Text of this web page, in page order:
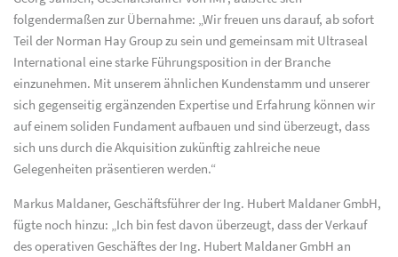
folgendermaßen zur Übernahme: „Wir freuen uns darauf, ab sofort
Teil der Norman Hay Group zu sein und gemeinsam mit Ultraseal
International eine starke Führungsposition in der Branche
einzunehmen. Mit unserem ähnlichen Kundenstamm und unserer
sich gegenseitig ergänzenden Expertise und Erfahrung können wir
auf einem soliden Fundament aufbauen und sind überzeugt, dass
sich uns durch die Akquisition zukünftig zahlreiche neue
Gelegenheiten präsentieren werden.“
Markus Maldaner, Geschäftsführer der Ing. Hubert Maldaner GmbH,
fügte noch hinzu: „Ich bin fest davon überzeugt, dass der Verkauf
des operativen Geschäftes der Ing. Hubert Maldaner GmbH an